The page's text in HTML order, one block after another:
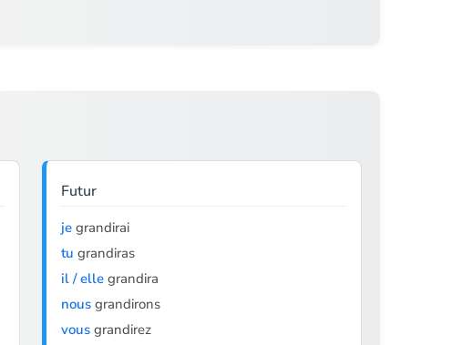
Futur
je grandirai
tu grandiras
il / elle grandira
nous grandirons
vous grandirez